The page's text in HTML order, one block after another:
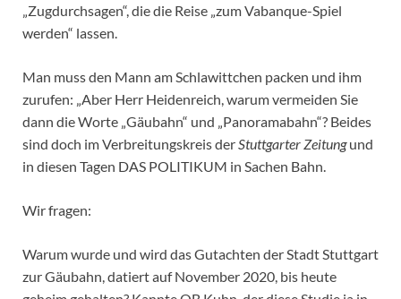
„Zugdurchsagen“, die die Reise „zum Vabanque-Spiel
werden“ lassen.
Man muss den Mann am Schlawittchen packen und ihm
zurufen: „Aber Herr Heidenreich, warum vermeiden Sie
dann die Worte „Gäubahn“ und „Panoramabahn“? Beides
sind doch im Verbreitungskreis der Stuttgarter Zeitungund
in diesen Tagen DAS POLITIKUM in Sachen Bahn.
Wir fragen:
Warum wurde und wird das Gutachten der Stadt Stuttgart
zur Gäubahn, datiert auf November 2020, bis heute